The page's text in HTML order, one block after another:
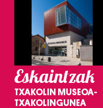
Eskaintzak
TXAKOLIN MUSEOA-
TXAKOLINGUNEA